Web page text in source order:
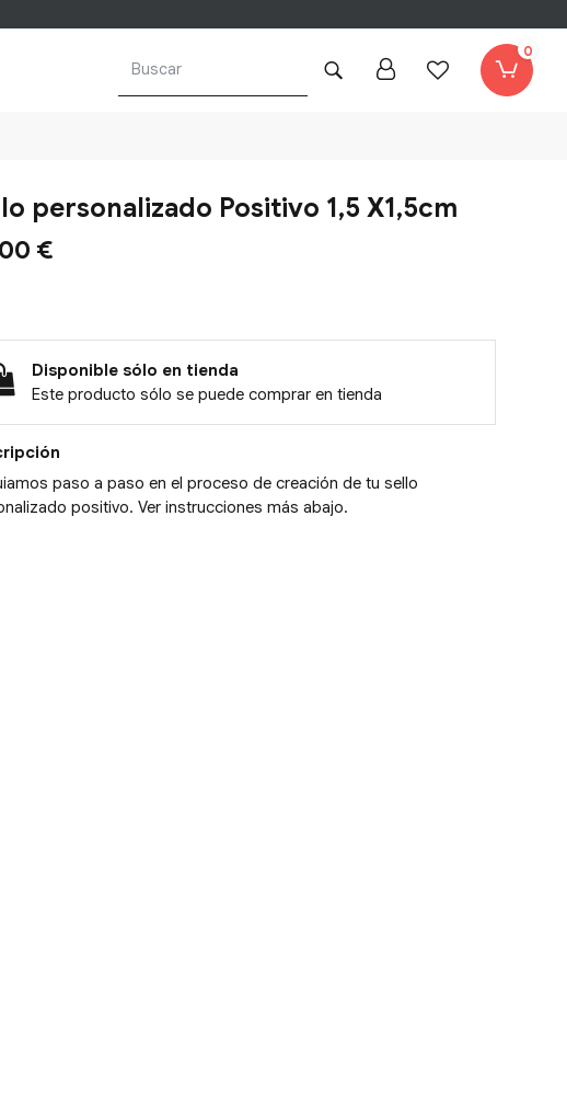
0
personalizado Positivo 1,5 X1,5cm
€
Disponible sólo en tienda
Este producto sólo se puede comprar en tienda
paso a paso en el proceso de creación de tu sello
positivo. Ver instrucciones más abajo.